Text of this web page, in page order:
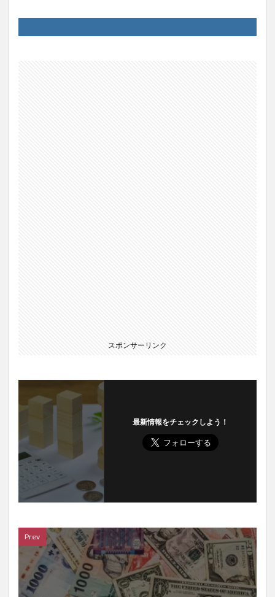
スポンサーリンク
最新情報をチェックしよう！
Prev